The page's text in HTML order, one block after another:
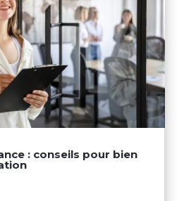
: conseils pour bien